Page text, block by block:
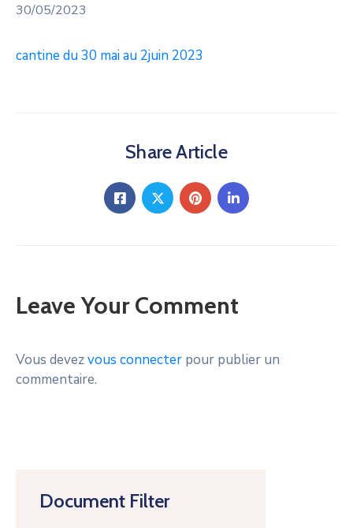
Document Filter
30/05/2023
cantine du 30 mai au 2juin 2023
Share Article
Leave Your Comment
Vous devezvous connecter pour publier un
commentaire.